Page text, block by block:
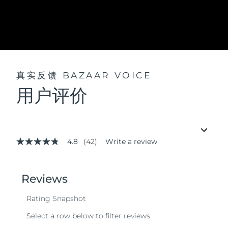
真实反馈 BAZAAR VOICE
用户评价
4.8
stars,
rating
value.
4.8 (42) Write a review